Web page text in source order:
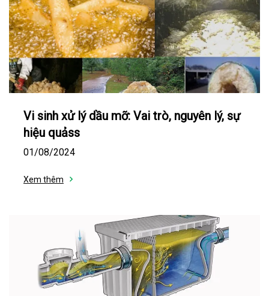
Vi sinh xử lý dầu mỡ: Vai trò, nguyên lý, sự
hiệu quảss
01/08/2024
Xem thêm